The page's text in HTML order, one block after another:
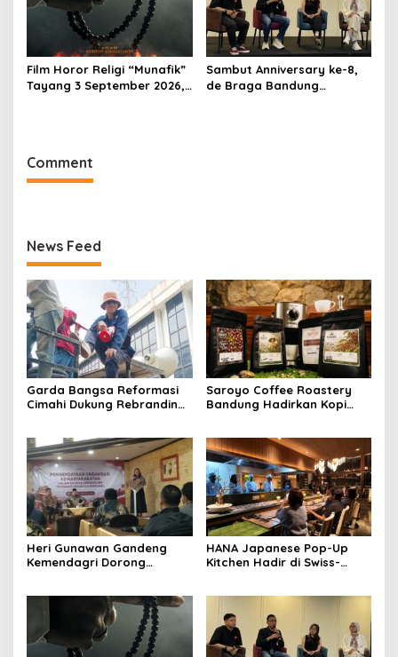
Film Horor Religi “Munafik”
Tayang 3 September 2026,
Sambut Anniversary ke-8,
de Braga Bandung
Comment
News Feed
Garda Bangsa Reformasi
Cimahi Dukung Rebranding
Pelayanan
Saroyo Coffee Roastery
Bandung Hadirkan Kopi
Heri Gunawan Gandeng
Kemendagri Dorong
HANA Japanese Pop-Up
Kitchen Hadir di Swiss-
Pengalaman Omakase
Eksklusif